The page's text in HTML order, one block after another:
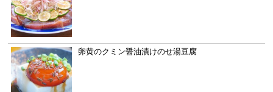
卵黄のクミン醤油漬けのせ湯豆腐